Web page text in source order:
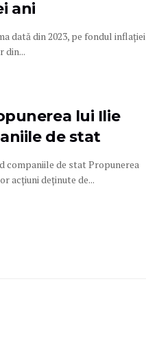
ani
dată din 2023, pe fondul inflației
din...
lui Ilie
de stat
companiile de stat Propunerea
acțiuni deținute de...